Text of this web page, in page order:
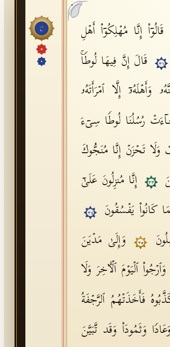
جُزْء
٢٠
إِنَّا مُهۡلِكُوۤا۟ أَهۡلِ
٣١
قَالَ إِنَّ فِیهَا لُوطࣰاۚ
وَأَهۡلَهُۥۤ إِلَّا ٱمۡرَأَتَهُۥ
رُسُلُنَا لُوطࣰا سِیۤءَ
تَحۡزَنۡ إِنَّا مُنَجُّوكَ
٣٣
إِنَّا مُنزِلُونَ عَلَىٰۤ
كَانُوا۟ یَفۡسُقُونَ
٣٤
٣٥
وَإِلَىٰ مَدۡیَنَ
ٱلۡیَوۡمَ ٱلۡـَٔاخِرَ وَلَا
فَأَخَذَتۡهُمُ ٱلرَّجۡفَةُ
وَعَادࣰا وَثَمُودَا۟ وَقَد تَّبَیَّنَ